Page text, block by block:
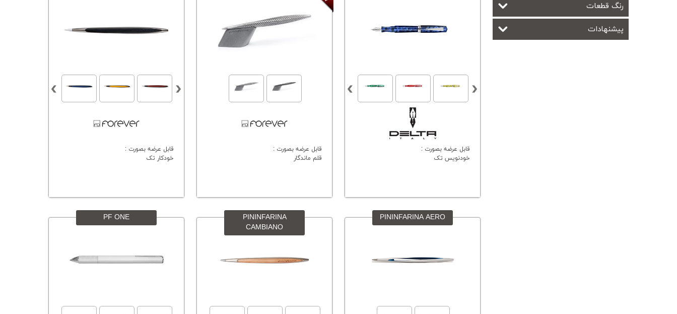
قابل عرضه بصورت :
خودنویس تک
قابل عرضه بصورت :
قلم ماندگار
قابل عرضه بصورت :
خودکار تک
PININFARINA AERO
PININFARINA
CAMBIANO
PF ONE
رنگ قطعات
پیشنهادات